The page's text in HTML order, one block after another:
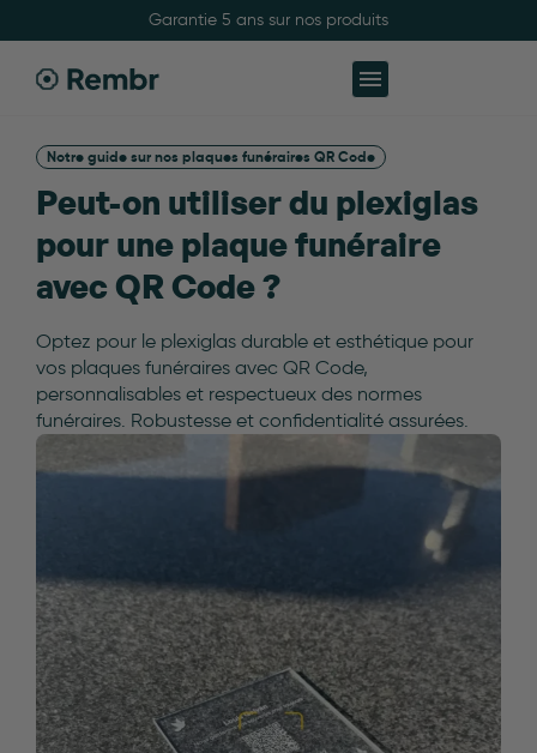
Fabriqué à Grenoble avec soins
Notre guide sur nos plaques funéraires QR Code
Peut-on utiliser du plexiglas
pour une plaque funéraire
avec QR Code ?
Optez pour le plexiglas durable et esthétique pour
vos plaques funéraires avec QR Code,
personnalisables et respectueux des normes
funéraires. Robustesse et confidentialité assurées.